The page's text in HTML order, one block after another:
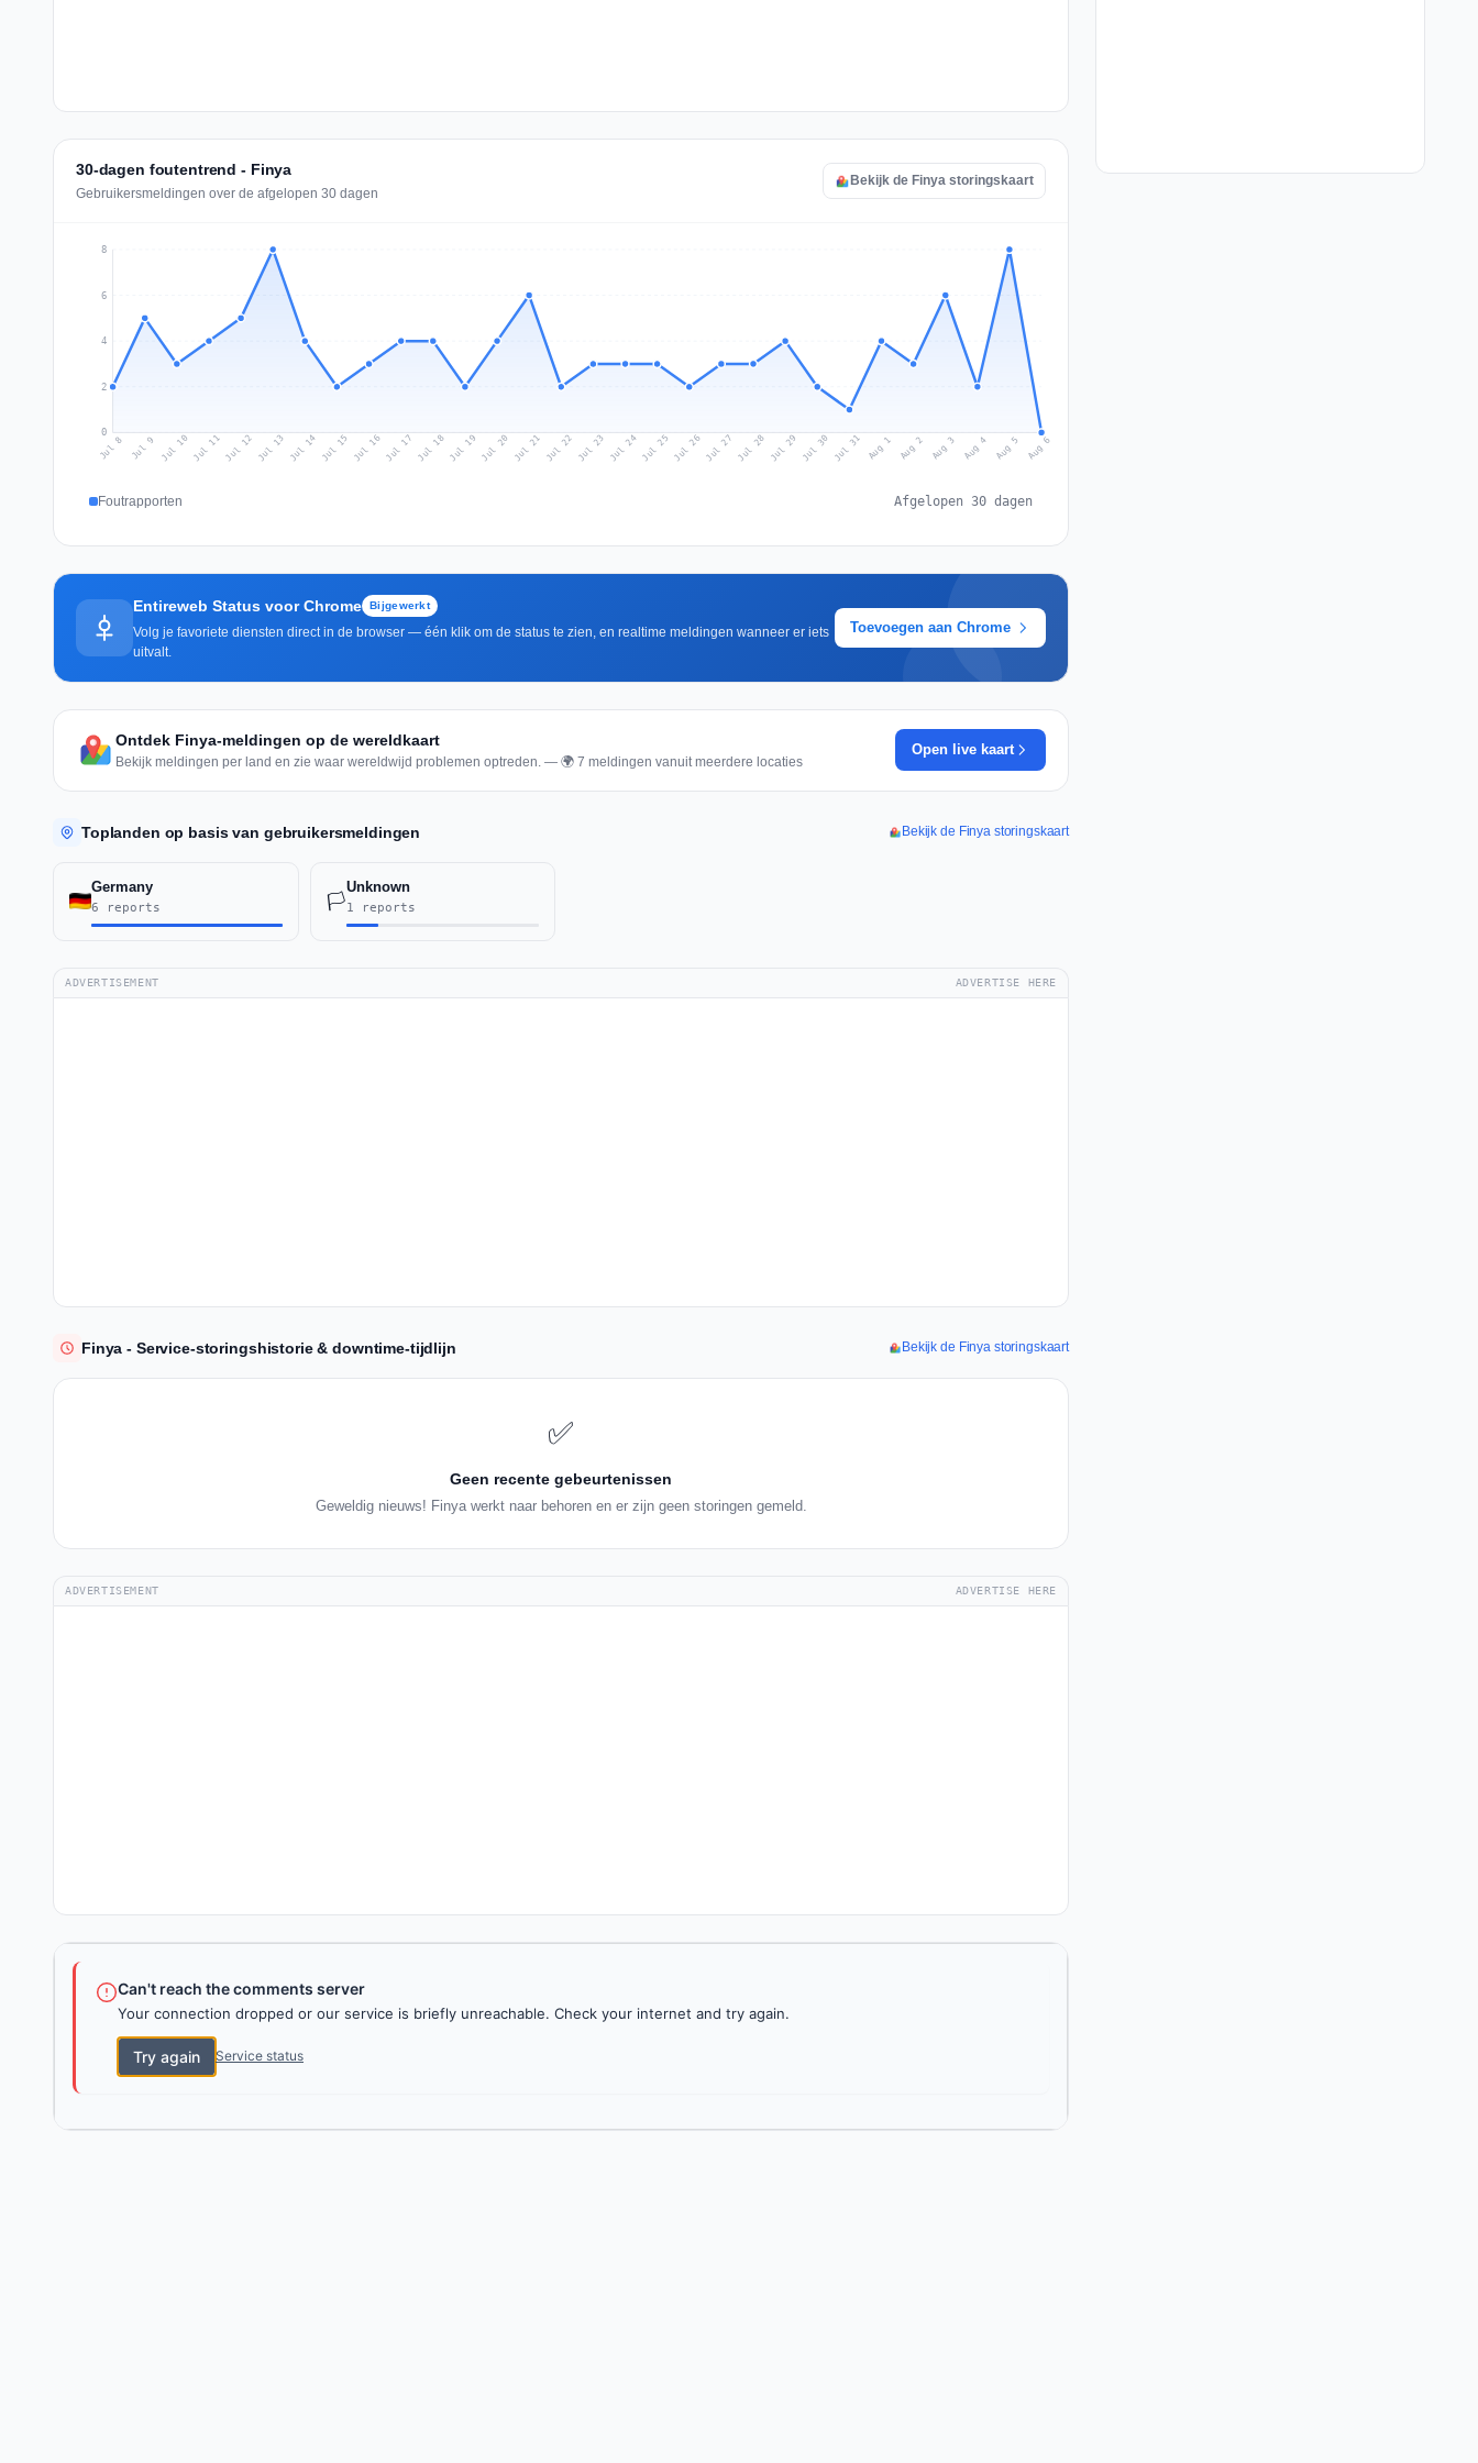
30-dagen foutentrend - Finya
Gebruikersmeldingen over de afgelopen 30 dagen
Bekijk de Finya storingskaart
0
2
4
6
8
Jul 8 Jul 9 Jul 10 Jul 11Jul 12 Jul 13 Jul 14 Jul 15 Jul 16Jul 17 Jul 18Jul 19 Jul 20 Jul 21 Jul 22 Jul 23 Jul 24Jul 25 Jul 26Jul 27 Jul 28 Jul 29 Jul 30 Jul 31 Aug 1 Aug 2 Aug 3 Aug 4 Aug 5 Aug 6
Foutrapporten Afgelopen 30 dagen
Entireweb Status voor Chrome Bijgewerkt
Volg je favoriete diensten direct in de browser — één klik om de status te zien, en realtime meldingen wanneer er iets
uitvalt.
Toevoegen aan Chrome
Ontdek Finya-meldingen op de wereldkaart
Bekijk meldingen per land en zie waar wereldwijd problemen optreden. — 🌍 7 meldingen vanuit meerdere locaties
Open live kaart
Toplanden op basis van gebruikersmeldingen Bekijk de Finya storingskaart
Germany
6 reports 🏳️
Unknown
1 reports
ADVERTISEMENT ADVERTISE HERE
Finya - Service-storingshistorie & downtime-tijdlijn Bekijk de Finya storingskaart
✅
Geen recente gebeurtenissen
Geweldig nieuws! Finya werkt naar behoren en er zijn geen storingen gemeld.
ADVERTISEMENT ADVERTISE HERE
Can't reach the comments server
Your connection dropped or our service is briefly unreachable. Check your internet and try again.
Try again Service status